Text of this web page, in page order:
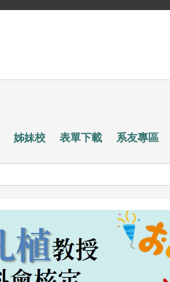
姊妹校 表單下載 系友專區